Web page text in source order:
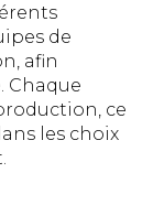
de
afin
Chaque
ce
les choix